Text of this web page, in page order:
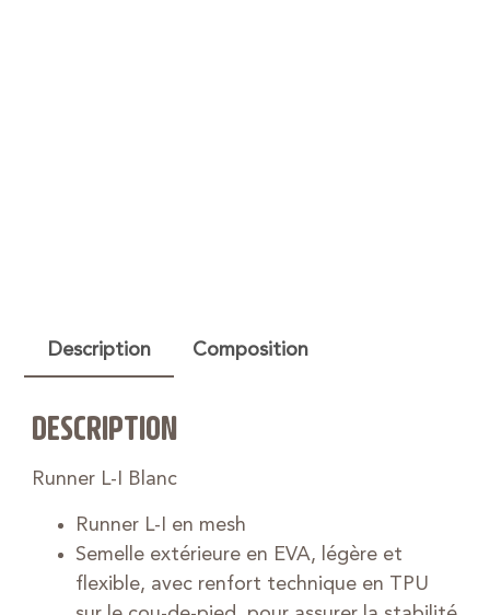
Description Composition
DESCRIPTION
Runner L-I Blanc
Runner L-I en mesh
Semelle extérieure en EVA, légère et
flexible, avec renfort technique en TPU